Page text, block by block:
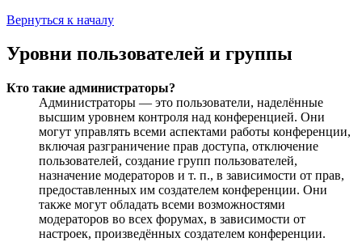
Вернуться к началу
Уровни пользователей и группы
Кто такие администраторы?
Администраторы — это пользователи, наделённые
высшим уровнем контроля над конференцией. Они
могут управлять всеми аспектами работы конференции,
включая разграничение прав доступа, отключение
пользователей, создание групп пользователей,
назначение модераторов и т. п., в зависимости от прав,
предоставленных им создателем конференции. Они
также могут обладать всеми возможностями
модераторов во всех форумах, в зависимости от
настроек, произведённых создателем конференции.